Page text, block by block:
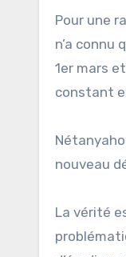
Pour une
n’a connu
1er mars
constant
nouveau
La vérité